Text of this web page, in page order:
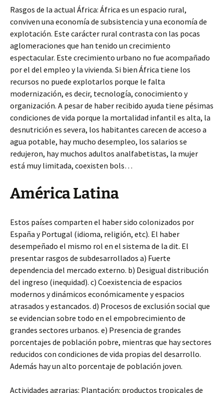
Rasgos de la actual África: África es un espacio rural,
conviven una economía de subsistencia y una economía de
explotación. Este carácter rural contrasta con las pocas
aglomeraciones que han tenido un crecimiento
espectacular. Este crecimiento urbano no fue acompañado
por el del empleo y la vivienda. Si bien África tiene los
recursos no puede explotarlos porque le falta
modernización, es decir, tecnología, conocimiento y
organización. A pesar de haber recibido ayuda tiene pésimas
condiciones de vida porque la mortalidad infantil es alta, la
desnutrición es severa, los habitantes carecen de acceso a
agua potable, hay mucho desempleo, los salarios se
redujeron, hay muchos adultos analfabetistas, la mujer
está muy limitada, coexisten bols…
América Latina
Estos países comparten el haber sido colonizados por
España y Portugal (idioma, religión, etc). El haber
desempeñado el mismo rol en el sistema de la dit. El
presentar rasgos de subdesarrollados a) Fuerte
dependencia del mercado externo. b) Desigual distribución
del ingreso (inequidad). c) Coexistencia de espacios
modernos y dinámicos económicamente y espacios
atrasados y estancados. d) Procesos de exclusión social que
se evidencian sobre todo en el empobrecimiento de
grandes sectores urbanos. e) Presencia de grandes
porcentajes de población pobre, mientras que hay sectores
reducidos con condiciones de vida propias del desarrollo.
Además hay un alto porcentaje de población joven.
Actividades agrarias: Plantación: productos tropicales de